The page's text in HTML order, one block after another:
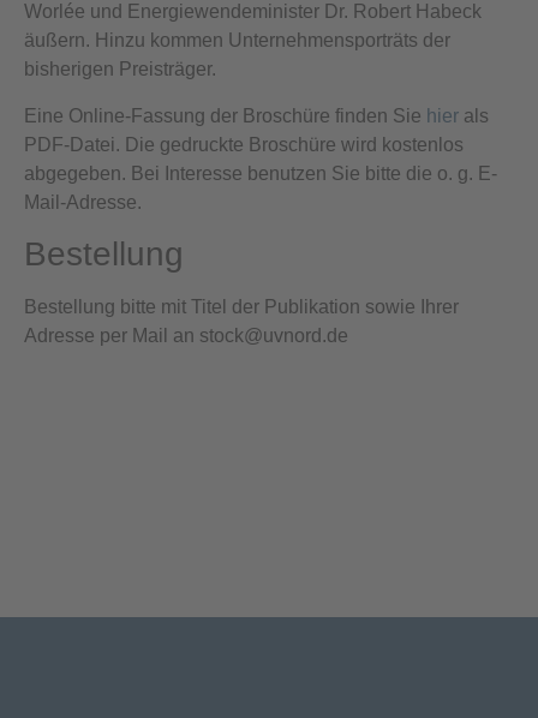
Worlée und Energiewendeminister Dr. Robert Habeck
äußern. Hinzu kommen Unternehmensporträts der
bisherigen Preisträger.
Eine Online-Fassung der Broschüre finden Sie hier als
PDF-Datei. Die gedruckte Broschüre wird kostenlos
abgegeben. Bei Interesse benutzen Sie bitte die o. g. E-
Mail-Adresse.
Bestellung
Bestellung bitte mit Titel der Publikation sowie Ihrer
Adresse per Mail an stock@uvnord.de